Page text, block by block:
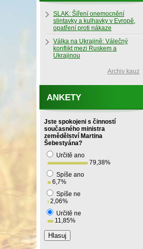
SLAK: Šíření onemocnění
slintavky a kulhavky v Evropě,
opatření proti nákaze
Válka na Ukrajině: Válečný
konflikt mezi Ruskem a
Ukrajinou
Archiv kauz
ANKETY
Jste spokojeni s činností
současného ministra
zemědělství Martina
Šebestyána?
Určitě ano
79,38%
Spíše ano
6,7%
Spíše ne
2,06%
Určitě ne
11,85%